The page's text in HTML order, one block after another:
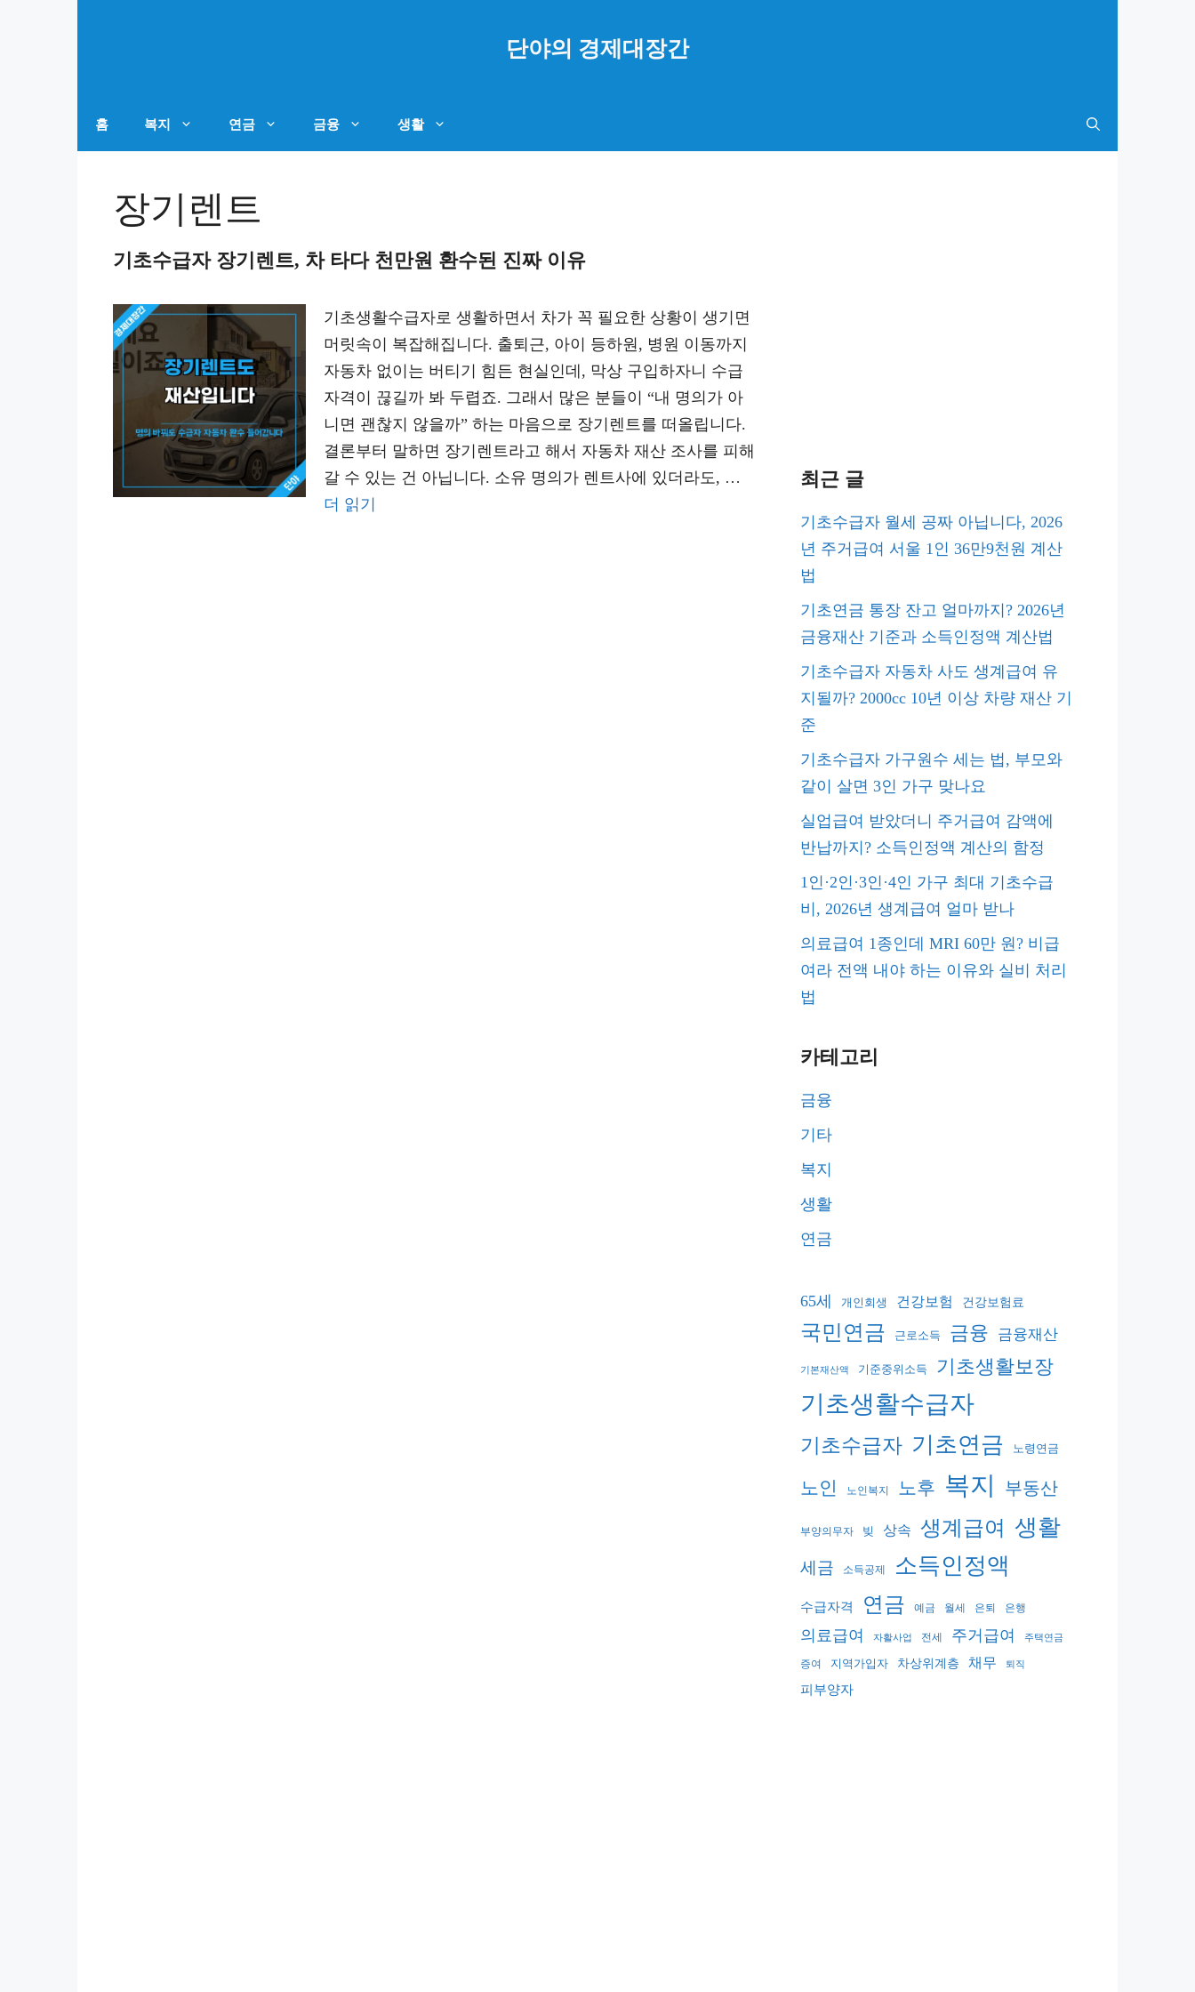
단야의 경제대장간
홈 복지 연금 금융 생활
장기렌트
기초수급자 장기렌트, 차 타다 천만원 환수된 진짜 이유
기초생활수급자로 생활하면서 차가 꼭 필요한 상황이 생기면
머릿속이 복잡해집니다. 출퇴근, 아이 등하원, 병원 이동까지
자동차 없이는 버티기 힘든 현실인데, 막상 구입하자니 수급
자격이 끊길까 봐 두렵죠. 그래서 많은 분들이 “내 명의가 아
니면 괜찮지 않을까” 하는 마음으로 장기렌트를 떠올립니다.
결론부터 말하면 장기렌트라고 해서 자동차 재산 조사를 피해
갈 수 있는 건 아닙니다. 소유 명의가 렌트사에 있더라도, …
더 읽기
최근 글
기초수급자 월세 공짜 아닙니다, 2026
년 주거급여 서울 1인 36만9천원 계산
법
기초연금 통장 잔고 얼마까지? 2026년
금융재산 기준과 소득인정액 계산법
기초수급자 자동차 사도 생계급여 유
지될까? 2000cc 10년 이상 차량 재산 기
준
기초수급자 가구원수 세는 법, 부모와
같이 살면 3인 가구 맞나요
실업급여 받았더니 주거급여 감액에
반납까지? 소득인정액 계산의 함정
1인·2인·3인·4인 가구 최대 기초수급
비, 2026년 생계급여 얼마 받나
의료급여 1종인데 MRI 60만 원? 비급
여라 전액 내야 하는 이유와 실비 처리
법
카테고리
금융
기타
복지
생활
연금
65세 개인회생 건강보험 건강보험료
국민연금 근로소득 금융 금융재산
기본재산액 기준중위소득 기초생활보장
기초생활수급자
기초수급자 기초연금 노령연금
노인 노인복지 노후 복지 부동산
부양의무자 빚 상속 생계급여 생활
세금 소득공제 소득인정액
수급자격 연금 예금 월세 은퇴 은행
의료급여 자활사업 전세 주거급여 주택연금
증여 지역가입자 차상위계층 채무 퇴직
피부양자